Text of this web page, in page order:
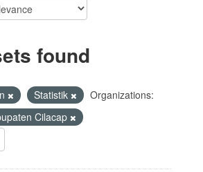
found
Statistik
Organizations:
Cilacap